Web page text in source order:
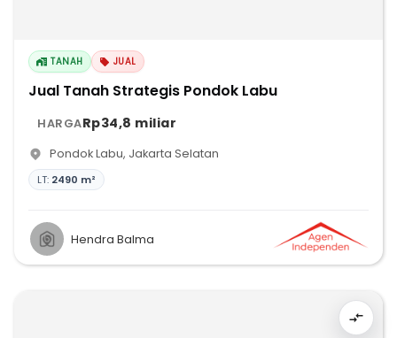
TANAH JUAL
Jual Tanah Strategis Pondok Labu
HARGARp34,8 miliar
Pondok Labu, Jakarta Selatan
LT: 2490 m²
Hendra Balma